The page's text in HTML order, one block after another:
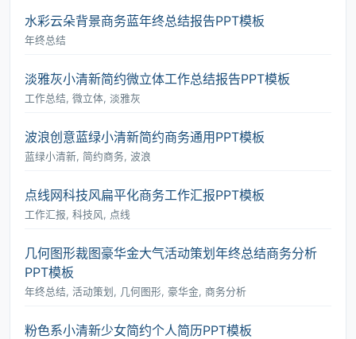
水彩云朵背景商务蓝年终总结报告PPT模板
年终总结
淡雅灰小清新简约微立体工作总结报告PPT模板
工作总结, 微立体, 淡雅灰
波浪创意蓝绿小清新简约商务通用PPT模板
蓝绿小清新, 简约商务, 波浪
点线网科技风扁平化商务工作汇报PPT模板
工作汇报, 科技风, 点线
几何图形裁图豪华金大气活动策划年终总结商务分析
PPT模板
年终总结, 活动策划, 几何图形, 豪华金, 商务分析
粉色系小清新少女简约个人简历PPT模板